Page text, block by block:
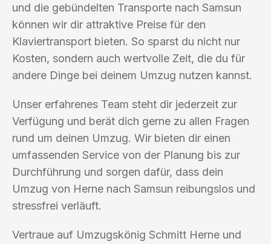
und die gebündelten Transporte nach Samsun
können wir dir attraktive Preise für den
Klaviertransport bieten. So sparst du nicht nur
Kosten, sondern auch wertvolle Zeit, die du für
andere Dinge bei deinem Umzug nutzen kannst.
Unser erfahrenes Team steht dir jederzeit zur
Verfügung und berät dich gerne zu allen Fragen
rund um deinen Umzug. Wir bieten dir einen
umfassenden Service von der Planung bis zur
Durchführung und sorgen dafür, dass dein
Umzug von Herne nach Samsun reibungslos und
stressfrei verläuft.
Vertraue auf Umzugskönig Schmitt Herne und